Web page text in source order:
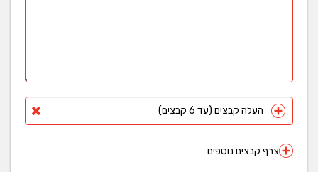
העלה קבצים (עד 6 קבצים)
צרף קבצים נוספים